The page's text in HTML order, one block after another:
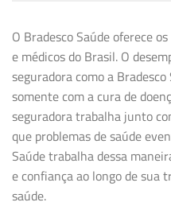
O Bradesco Saúde oferece
e médicos do Brasil. O
seguradora como a
somente com a cura de
seguradora trabalha junto
que problemas de saúde
Saúde trabalha dessa
e confiança ao longo de sua
saúde.